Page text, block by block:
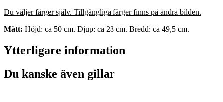
Du väljer färger själv. Tillgängliga färger finns på andra bilden.
Mått: Höjd: ca 50 cm. Djup: ca 28 cm. Bredd: ca 49,5 cm.
Ytterligare information
Du kanske även gillar